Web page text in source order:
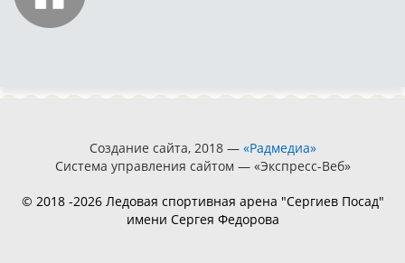
Создание сайта, 2018 — «Радмедиа»
Система управления сайтом — «Экспресс-Веб»
© 2018 -2026 Ледовая спортивная арена "Сергиев Посад"
имени Сергея Федорова